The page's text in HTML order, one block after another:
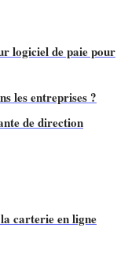
logiciel de paie pour
les entreprises ?
de direction
carterie en ligne